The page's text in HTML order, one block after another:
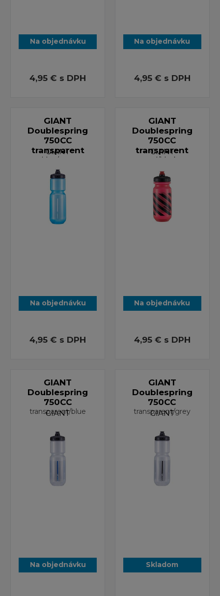
Na objednávku
4,95 € s DPH
Na objednávku
4,95 € s DPH
GIANT
Doublespring
750CC
transparent
blue/grey
GIANT
Na objednávku
4,95 € s DPH
GIANT
Doublespring
750CC
transparent
red/black
GIANT
Na objednávku
4,95 € s DPH
GIANT
Doublespring
750CC
transparent/blue
GIANT
Na objednávku
GIANT
Doublespring
750CC
transparent/grey
GIANT
Skladom